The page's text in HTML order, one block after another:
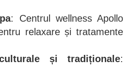
: Centrul wellness Apollo
relaxare și tratamente
și tradiționale: